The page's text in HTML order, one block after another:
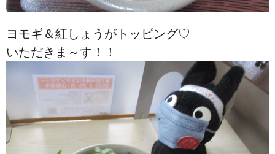
ヨモギ＆紅しょうがトッピング♡
いただきま～す！！